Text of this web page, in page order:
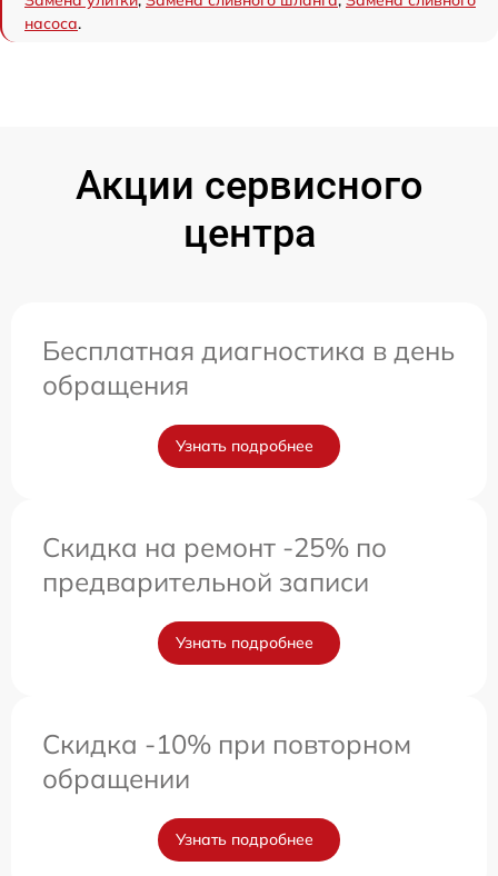
насоса.
Акции сервисного
центра
Бесплатная диагностика в день
обращения
Узнать подробнее
Скидка на ремонт -25% по
предварительной записи
Узнать подробнее
Скидка -10% при повторном
обращении
Узнать подробнее